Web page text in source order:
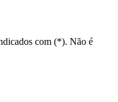
com (*). Não é